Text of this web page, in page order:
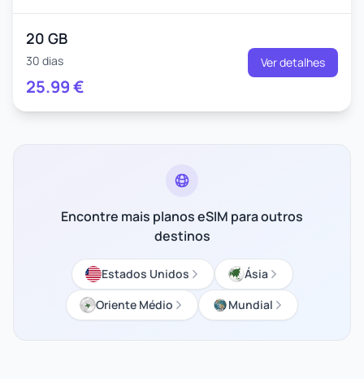
20 GB
30 dias
25.99€
Ver detalhes
Encontre mais planos eSIM para outros
destinos
Estados Unidos
Ásia
Oriente Médio
Mundial